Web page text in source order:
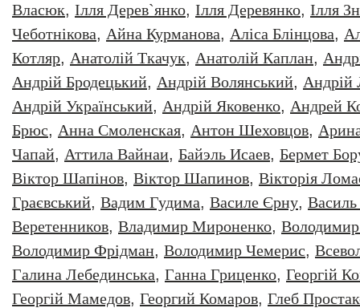
Власюк, Ілля Дерев`янко, Ілля Деревянко, Ілля
Чеботнікова, Айна Курманова, Аліса Блінцова,
Котляр, Анатолiй Ткачук, Анатолій Каплан,
Андрій Бродецький, Андрій Волянський, Андрій
Андрій Український, Андрій Яковенко, Андрей
Брюс, Анна Смоленская, Антон Шеховцов,
Чапай, Аттила Вайнаи, Байэль Исаев, Бермет
Віктор Шапінов, Віктор Шапинов, Вікторія
Граєвський, Вадим Гудима, Василе Єрну,
Веретенников, Владимир Мироненко,
Володимир Фрідман, Володимир Чемерис,
Галина Лебединська, Ганна Гриценко, Георгiй
Георгій Мамедов, Георгий Комаров, Глеб